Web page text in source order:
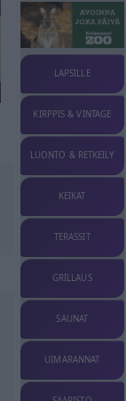
LAPSILLE
KIRPPIS & VINTAGE
LUONTO & RETKEILY
KEIKAT
TERASSIT
GRILLAUS
SAUNAT
UIMARANNAT